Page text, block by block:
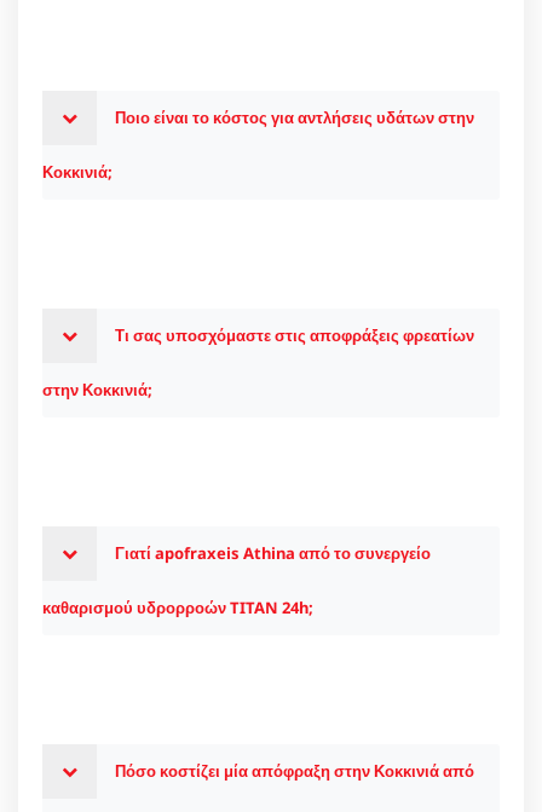
Ποιο είναι το κόστος για αντλήσεις υδάτων στην
Κοκκινιά;
Τι σας υποσχόμαστε στις αποφράξεις φρεατίων
στην Κοκκινιά;
Γιατί apofraxeis Athina από το συνεργείο
καθαρισμού υδρορροών TITAN 24h;
Πόσο κοστίζει μία απόφραξη στην Κοκκινιά από